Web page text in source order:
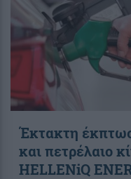
Έκτακτη
και πετρέλαιο
HELLENiQ